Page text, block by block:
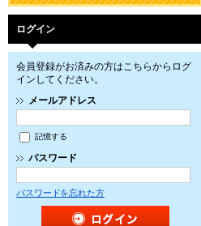
ログイン
会員登録がお済みの方はこちらからログ
インしてください。
メールアドレス
記憶する
パスワード
パスワードを忘れた方